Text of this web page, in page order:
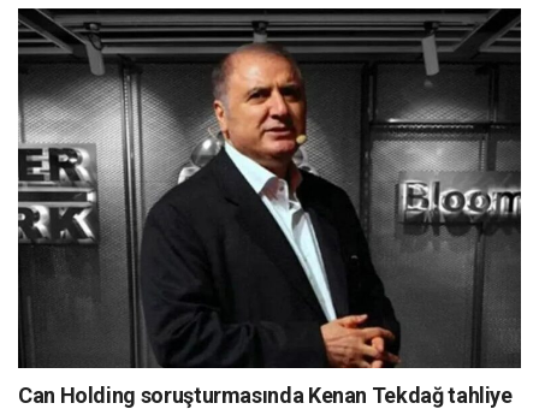
Can Holding soruşturmasında Kenan Tekdağ tahliye